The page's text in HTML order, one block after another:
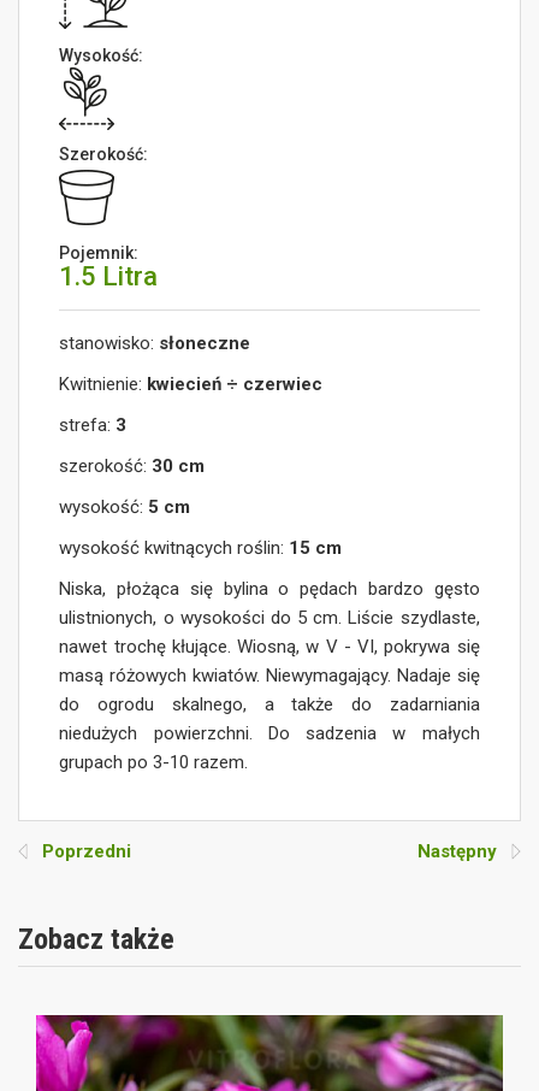
Wysokość:
Szerokość:
Pojemnik:
1.5 Litra
stanowisko: słoneczne
Kwitnienie: kwiecień ÷ czerwiec
strefa: 3
szerokość: 30 cm
wysokość: 5 cm
wysokość kwitnących roślin: 15 cm
Niska, płożąca się bylina o pędach bardzo gęsto
ulistnionych, o wysokości do 5 cm. Liście szydlaste,
nawet trochę kłujące. Wiosną, w V - VI, pokrywa się
masą różowych kwiatów. Niewymagający. Nadaje się
do ogrodu skalnego, a także do zadarniania
niedużych powierzchni. Do sadzenia w małych
grupach po 3-10 razem.
Poprzedni Następny
Zobacz także